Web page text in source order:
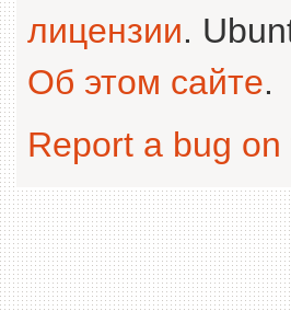
лицензии.
Об этом сайте.
Report a bug on